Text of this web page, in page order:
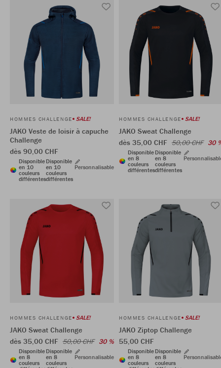
HOMMES CHALLENGE SALE!
JAKO Veste de loisir à capuche
Challenge
dès 90,00 CHF
Disponible
en 10
couleurs
différentes
Disponible
en 10
couleurs
différentes
Personnalisable
HOMMES CHALLENGE SALE!
JAKO Sweat Challenge
dès 35,00 CHF 50,00 CHF 30
Disponible
en 8
couleurs
différentes
Disponible
en 8
couleurs
différentes
HOMMES CHALLENGE SALE!
JAKO Sweat Challenge
dès 35,00 CHF 50,00 CHF 30 %
Disponible
en 8
couleurs
Disponible
en 8
couleurs
Personnalisable
HOMMES CHALLENGE SALE!
JAKO Ziptop Challenge
55,00 CHF
Disponible
en 8
couleurs
Disponible
en 8
couleurs